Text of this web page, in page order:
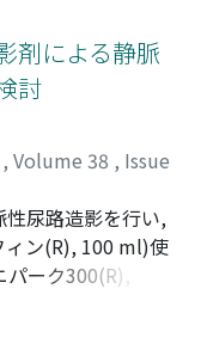
た
剤による静脈
討
, Volume 38 , Issue
志;下田, 直威;宮
;Nishizawa,
;Shimoda,
尿路造影を行い,
ン(R), 100 ml)使
ーク300(R), 100
障害の程度を比較